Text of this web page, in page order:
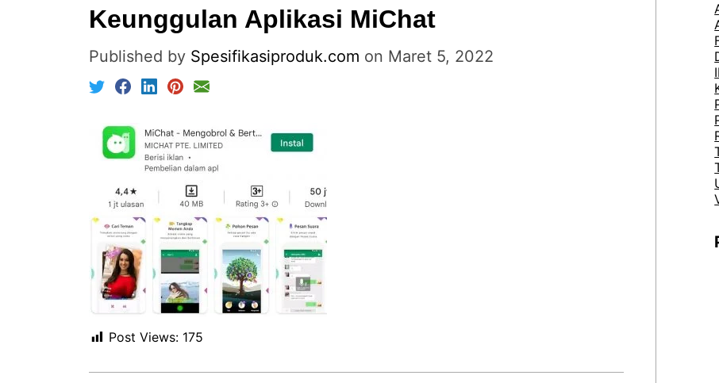
Keunggulan Aplikasi MiChat
Published by Spesifikasiproduk.com on Maret 5, 2022
Post Views: 175